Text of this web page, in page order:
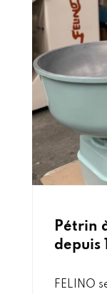
Pétrin
depuis
FELINO